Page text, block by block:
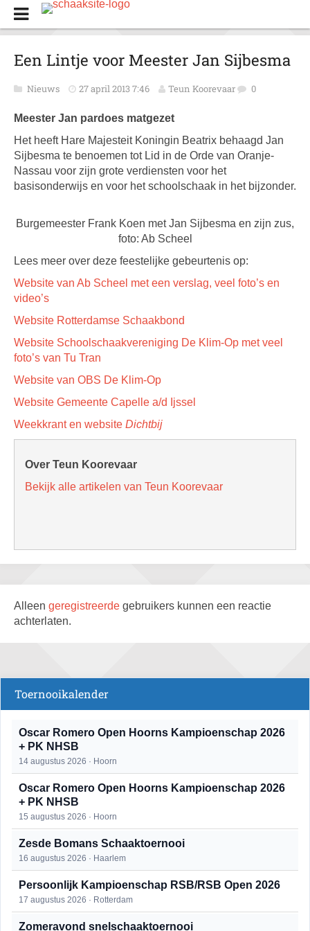
Een Lintje voor Meester Jan Sijbesma
Nieuws 27 april 2013 7:46 Teun Koorevaar 0
Meester Jan pardoes matgezet
Het heeft Hare Majesteit Koningin Beatrix behaagd Jan
Sijbesma te benoemen tot Lid in de Orde van Oranje-
Nassau voor zijn grote verdiensten voor het
basisonderwijs en voor het schoolschaak in het bijzonder.
Burgemeester Frank Koen met Jan Sijbesma en zijn zus,
foto: Ab Scheel
Lees meer over deze feestelijke gebeurtenis op:
Website van Ab Scheel met een verslag, veel foto’s en
video’s
Website Rotterdamse Schaakbond
Website Schoolschaakvereniging De Klim-Op met veel
foto’s van Tu Tran
Website van OBS De Klim-Op
Website Gemeente Capelle a/d Ijssel
Weekkrant en website Dichtbij
Over Teun Koorevaar
Bekijk alle artikelen van Teun Koorevaar
Alleen geregistreerde gebruikers kunnen een reactie
achterlaten.
Toernooikalender
Oscar Romero Open Hoorns Kampioenschap 2026
+ PK NHSB
14 augustus 2026 · Hoorn
Oscar Romero Open Hoorns Kampioenschap 2026
+ PK NHSB
15 augustus 2026 · Hoorn
Zesde Bomans Schaaktoernooi
16 augustus 2026 · Haarlem
Persoonlijk Kampioenschap RSB/RSB Open 2026
17 augustus 2026 · Rotterdam
Zomeravond snelschaaktoernooi